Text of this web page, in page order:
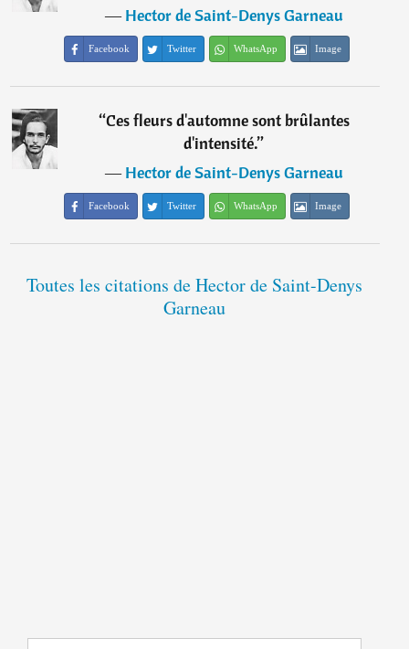
―Hector de Saint-Denys Garneau
Facebook Twitter WhatsApp Image
“Ces fleurs d'automne sont brûlantes
d'intensité.”
―Hector de Saint-Denys Garneau
Facebook Twitter WhatsApp Image
Toutes les citations de Hector de Saint-Denys
Garneau